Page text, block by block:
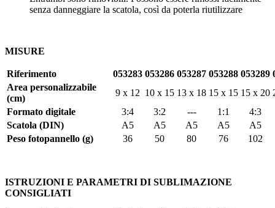
senza danneggiare la scatola, così da poterla riutilizzare
MISURE
Riferimento 053283 053286 053287 053288 053289
Area personalizzabile
(cm)
9 x 12 10 x 15 13 x 18 15 x 15 15 x 20
Formato digitale
3:4 3:2 --- 1:1
4:3
Scatola (DIN)
A5 A5 A5 A5
A5
Peso fotopannello (g)
36 50 80 76 102
ISTRUZIONI E PARAMETRI DI SUBLIMAZIONE
CONSIGLIATI